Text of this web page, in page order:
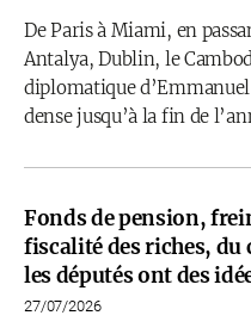
De Paris à Miami, en
Antalya, Dublin, le
diplomatique
dense jusqu’à la fin de
Fonds de pension,
fiscalité des riches,
les députés ont des
27/07/2026